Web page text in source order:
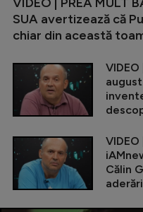
SUA avertizează că
chiar din această
VIDEO
VIDEO
Călin